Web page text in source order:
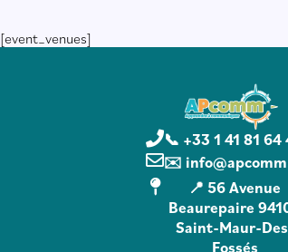
[event_venues]
📞 +33 1 41 81 64
✉️
📍 56 Avenue
Beaurepaire
Saint-Maur-
Fossés